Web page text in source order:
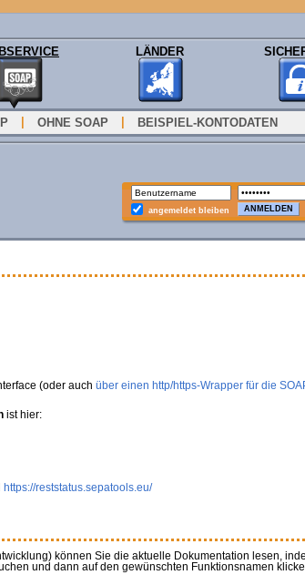
LÄNDER
OHNE SOAP BEISPIEL-KONTODATEN
angemeldet bleiben
(oder auch über einen http/https-Wrapper für die
ist hier:
https://reststatus.sepatools.eu/
können Sie die aktuelle Dokumentation lesen,
und dann auf den gewünschten Funktionsnamen